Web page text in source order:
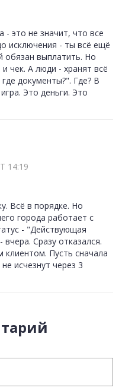
- это не значит, что все
исключения - ты всё ещё
обязан выплатить. Но
чек. А люди - хранят всё
документы?". Где? В
Это деньги. Это
14:19
Всё в порядке. Но
города работает с
- "Действующая
Сразу отказался.
Пусть сначала
исчезнут через 3